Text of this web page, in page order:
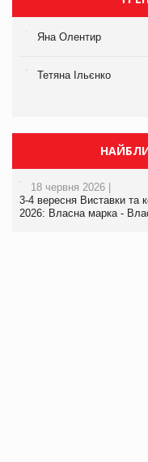
Яна Олентир
Тетяна Ільєнко
18 червня 2026 |
3-4 вересня Виставки та
2026: Власна марка -